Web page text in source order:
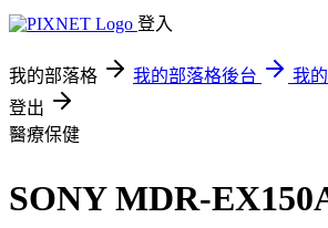
登入
我的部落格 我的部落格後台
我
登出
醫療保健
SONY MDR-